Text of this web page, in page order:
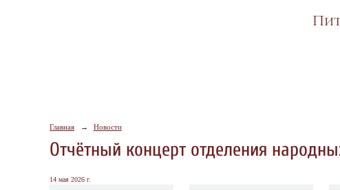
Главная → Новости
Отчётный концерт отделения
14 мая 2026 г.